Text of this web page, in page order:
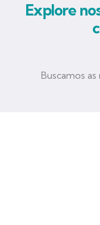
Explore
Buscamos